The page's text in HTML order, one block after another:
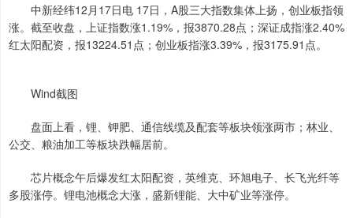
中新经纬12月17日电 17日，A股三大指数集体上扬，创业板指领
涨。截至收盘，上证指数涨1.19%，报3870.28点；深证成指涨2.40%
红太阳配资，报13224.51点；创业板指涨3.39%，报3175.91点。
Wind截图
盘面上看，锂、钾肥、通信线缆及配套等板块领涨两市；林业、
公交、粮油加工等板块跌幅居前。
芯片概念午后爆发红太阳配资，英维克、环旭电子、长飞光纤等
多股涨停。锂电池概念大涨，盛新锂能、大中矿业等涨停。